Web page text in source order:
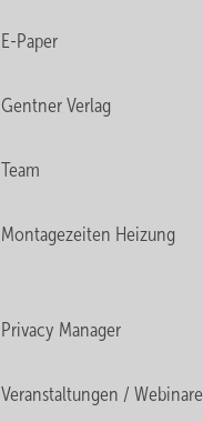
E-Paper
Gentner Verlag
Team
Montagezeiten Heizung
Privacy Manager
Veranstaltungen / Webinare